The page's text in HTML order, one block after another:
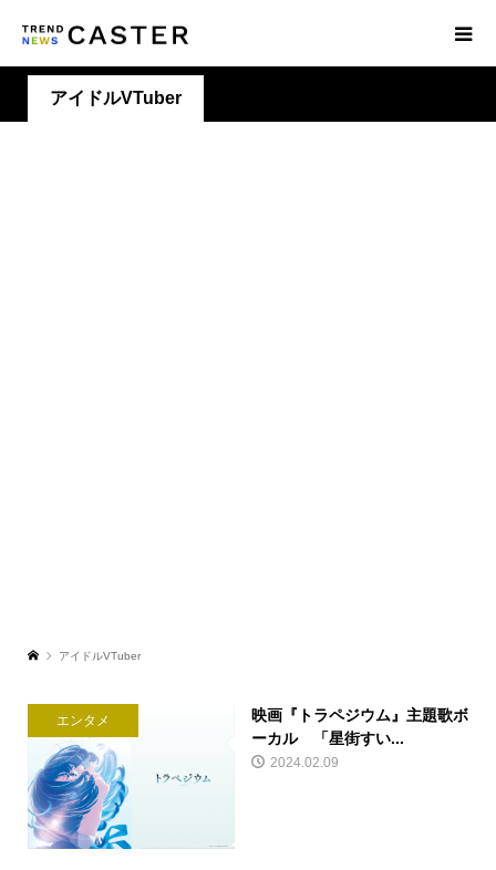
アイドルVTuber
アイドルVTuber
エンタメ
映画『トラペジウム』主題歌ボ
ーカル 「星街すい...
2024.02.09